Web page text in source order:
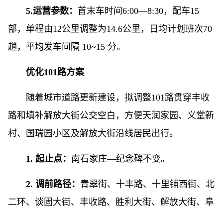
5.运营参数： 首末车时间6:00—8:30，配车15
部，单程由12公里调整为14.6公里，日均计划班次70
趟，平均发车间隔 10~15 分。
优化101路方案
随着城市道路更新建设，拟调整101路贯穿丰收
路和填补解放大街公交空白，方便天润家园、义堂新
村、国瑞园小区及解放大街沿线居民出行。
1. 起止点： 南石家庄—纪念碑不变。
2. 调前路径： 青翠街、十丰路、十里铺西街、北
二环、谈固大街、丰收路、胜利大街、解放大街、阜